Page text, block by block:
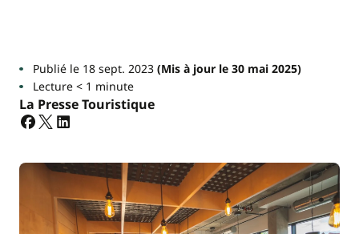
Publié le 18 sept. 2023(Mis à jour le 30 mai 2025)
Lecture < 1 minute
La Presse Touristique